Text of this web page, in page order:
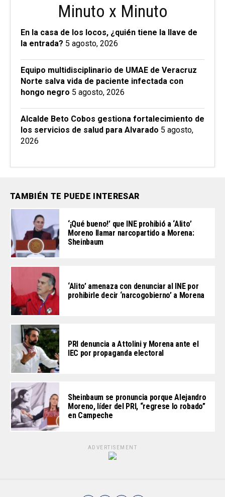
Minuto x Minuto
En la casa de los locos, ¿quién tiene la llave de
la entrada? 5 agosto, 2026
Equipo multidisciplinario de UMAE de Veracruz
Norte salva vida de paciente infectada con
hongo negro 5 agosto, 2026
Alcalde Beto Cobos gestiona fortalecimiento de
los servicios de salud para Alvarado 5 agosto,
2026
TAMBIÉN TE PUEDE INTERESAR
‘¡Qué bueno!’ que INE prohibió a ‘Alito’
Moreno llamar narcopartido a Morena:
Sheinbaum
‘Alito’ amenaza con denunciar al INE por
prohibirle decir ‘narcogobierno’ a Morena
PRI denuncia a Attolini y Morena ante el
IEC por propaganda electoral
Sheinbaum se pronuncia porque Alejandro
Moreno, líder del PRI, “regrese lo robado”
en Campeche
ADVERTISEMENT